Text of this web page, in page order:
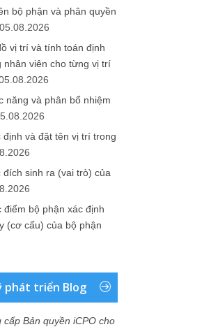
bộ phận và phân quyền
05.08.2026
vị trí và tính toán định
nhân viên cho từng vị trí
năng và phân bổ nhiệm
định và đặt tên vị trí trong
đích sinh ra (vai trò) của
điểm bộ phận xác định
(cơ cấu) của bộ phận
phát triển Blog
cấp Bản quyền iCPO cho